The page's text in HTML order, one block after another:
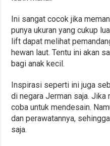
Ini sangat cocok jika
punya ukuran yang cukup
lift dapat melihat
hewan laut. Tentu ini akan
bagi anak kecil.
Inspirasi seperti ini juga
di negara Jerman saja.
coba untuk mendesain.
dan perawatannya,
saja.